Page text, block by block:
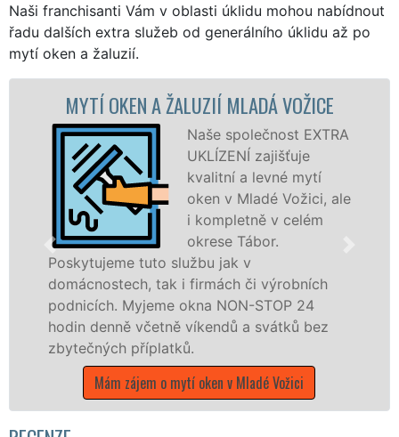
Naši franchisanti Vám v oblasti úklidu mohou nabídnout
řadu dalších extra služeb od generálního úklidu až po
mytí oken a žaluzií.
ŽALUZIÍ MLADÁ VOŽICE
Naše společnost EXTRA
UKLÍZENÍ zajišťuje
kvalitní a levné mytí
oken v Mladé Vožici, ale
i kompletně v celém
okrese Tábor.
službu jak v
i firmách či výrobních
okna NON-STOP 24
víkendů a svátků bez
o mytí oken v Mladé Vožici
MYTÍ
dřevěná okna a
kompletní a
okrese Tábor
víkendech a
Mám zájem o mytí